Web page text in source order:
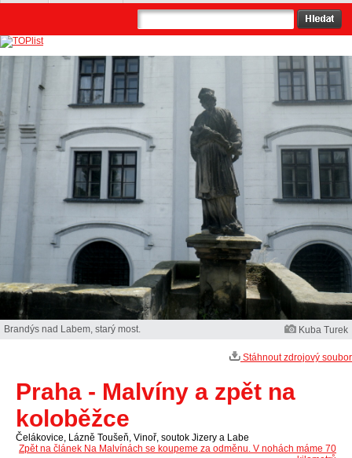
Brandýs nad Labem, starý most. Kuba Turek
Stáhnout zdrojový soubor
Praha - Malvíny a zpět na
koloběžce
Čelákovice, Lázně Toušeň, Vinoř, soutok Jizery a Labe
Zpět na článek Na Malvínách se koupeme za odměnu. V nohách máme 70